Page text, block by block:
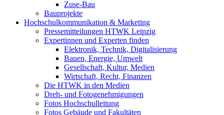
Zuse-Bau
Bauprojekte
Hochschulkommunikation & Marketing
Pressemitteilungen HTWK Leipzig
Expertinnen und Experten finden
Elektronik, Technik, Digitalisierung
Bauen, Energie, Umwelt
Gesellschaft, Kultur, Medien
Wirtschaft, Recht, Finanzen
Die HTWK in den Medien
Dreh- und Fotogenehmigungen
Fotos Hochschulleitung
Fotos Gebäude und Fakultäten